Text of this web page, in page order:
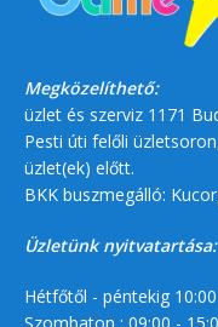
Megközelíthető:
üzlet és szerviz 1171
Pesti úti felőli
üzlet(ek) előtt.
BKK buszmegálló:
Üzletünk nyitvatartása:
Hétfőtől - péntekig